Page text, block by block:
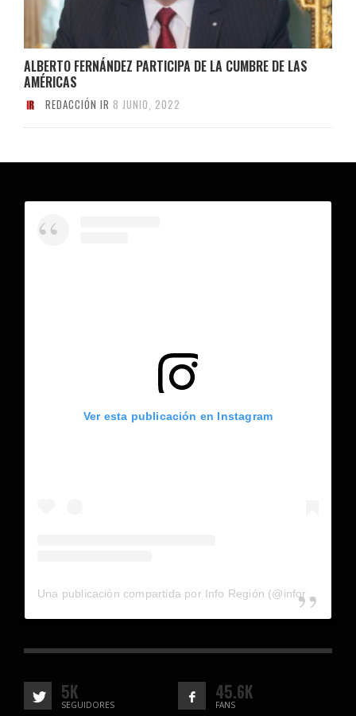
ALBERTO FERNÁNDEZ PARTICIPA DE LA CUMBRE DE LAS
AMÉRICAS
REDACCIÓN IR 8 JUNIO, 2022
Ver esta publicación en Instagram
5K
SEGUIDORES
45.6K
FANS